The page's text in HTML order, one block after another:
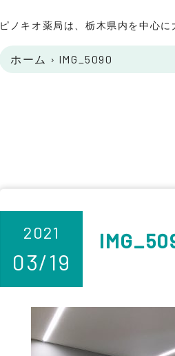
ピノキオ薬局は、栃木県内を中心
ホーム › IMG_5090
2021
03/19